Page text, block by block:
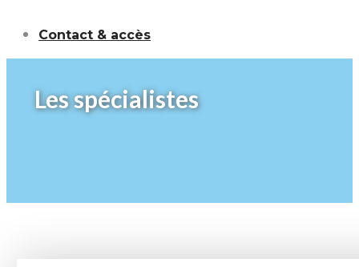
Contact & accès
Les spécialistes